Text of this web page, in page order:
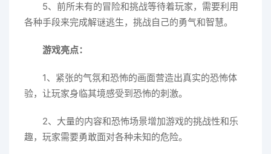
5、前所未有的冒险和挑战等待着玩家，需要利用
各种手段来完成解谜逃生，挑战自己的勇气和智慧。
游戏亮点：
1、紧张的气氛和恐怖的画面营造出真实的恐怖体
验，让玩家身临其境感受到恐怖的刺激。
2、大量的内容和恐怖场景增加游戏的挑战性和乐
趣，玩家需要勇敢面对各种未知的危险。